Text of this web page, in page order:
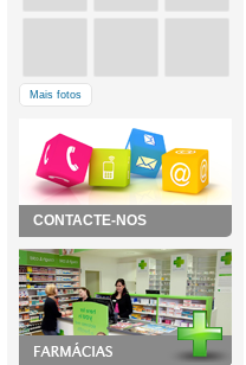
Mais fotos
CONTACTE-NOS